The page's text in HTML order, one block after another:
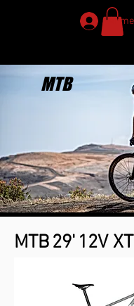
MTB
MTB29' 12V XT